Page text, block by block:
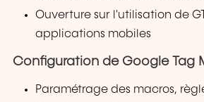
Ouverture sur l'utilisation de
applications mobiles
Configuration de Google Tag
Paramétrage des macros,